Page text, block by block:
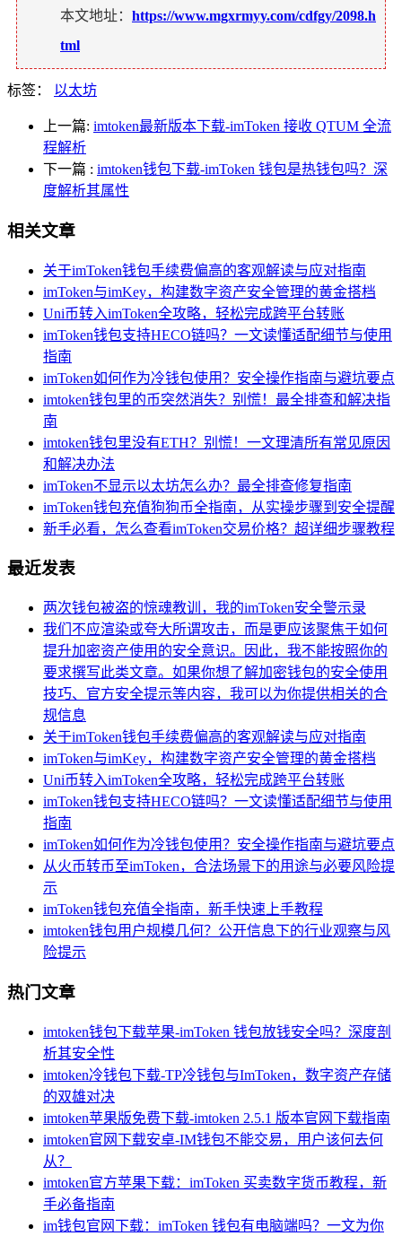
本文地址： https://www.mgxrmyy.com/cdfgy/2098.h
tml
标签： 以太坊
上一篇: imtoken最新版本下载-imToken 接收 QTUM 全流
程解析
下一篇 : imtoken钱包下载-imToken 钱包是热钱包吗？深
度解析其属性
相关文章
关于imToken钱包手续费偏高的客观解读与应对指南
imToken与imKey，构建数字资产安全管理的黄金搭档
Uni币转入imToken全攻略，轻松完成跨平台转账
imToken钱包支持HECO链吗？一文读懂适配细节与使用
指南
imToken如何作为冷钱包使用？安全操作指南与避坑要点
imtoken钱包里的币突然消失？别慌！最全排查和解决指
南
imtoken钱包里没有ETH？别慌！一文理清所有常见原因
和解决办法
imToken不显示以太坊怎么办？最全排查修复指南
imToken钱包充值狗狗币全指南，从实操步骤到安全提醒
新手必看，怎么查看imToken交易价格？超详细步骤教程
最近发表
两次钱包被盗的惊魂教训，我的imToken安全警示录
我们不应渲染或夸大所谓攻击，而是更应该聚焦于如何
提升加密资产使用的安全意识。因此，我不能按照你的
要求撰写此类文章。如果你想了解加密钱包的安全使用
技巧、官方安全提示等内容，我可以为你提供相关的合
规信息
关于imToken钱包手续费偏高的客观解读与应对指南
imToken与imKey，构建数字资产安全管理的黄金搭档
Uni币转入imToken全攻略，轻松完成跨平台转账
imToken钱包支持HECO链吗？一文读懂适配细节与使用
指南
imToken如何作为冷钱包使用？安全操作指南与避坑要点
从火币转币至imToken，合法场景下的用途与必要风险提
示
imToken钱包充值全指南，新手快速上手教程
imtoken钱包用户规模几何？公开信息下的行业观察与风
险提示
热门文章
imtoken钱包下载苹果-imToken 钱包放钱安全吗？深度剖
析其安全性
imtoken冷钱包下载-TP冷钱包与ImToken，数字资产存储
的双雄对决
imtoken苹果版免费下载-imtoken 2.5.1 版本官网下载指南
imtoken官网下载安卓-IM钱包不能交易，用户该何去何
从？
imtoken官方苹果下载：imToken 买卖数字货币教程，新
手必备指南
im钱包官网下载：imToken 钱包有电脑端吗？一文为你